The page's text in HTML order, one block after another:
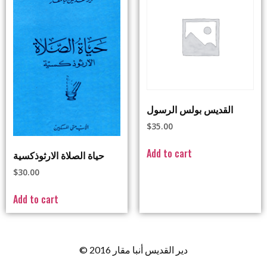
حياة الصلاة الارثوذكسية
$30.00
Add to cart
القديس بولس الرسول
$35.00
Add to cart
© 2016 دير القديس أنبا مقار